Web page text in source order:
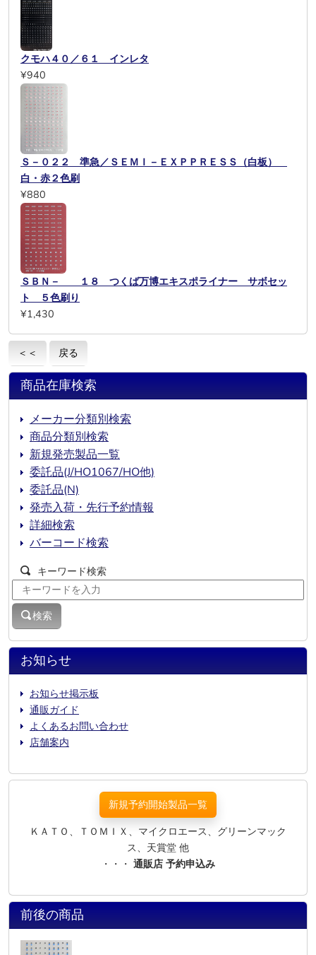
クモハ４０／６１ インレタ
¥940
Ｓ－０２２ 準急／ＳＥＭＩ－ＥＸＰＰＲＥＳＳ（白板）
白・赤２色刷
¥880
ＳＢＮ－ １８ つくば万博エキスポライナー サボセッ
ト ５色刷り
¥1,430
＜＜ 戻る
お知らせ
お知らせ掲示板
通販ガイド
よくあるお問い合わせ
店舗案内
商品在庫検索
メーカー分類別検索
商品分類別検索
新規発売製品一覧
委託品(J/HO1067/HO他)
委託品(N)
発売入荷・先行予約情報
詳細検索
バーコード検索
キーワード検索
検索
新規予約開始製品一覧
ＫＡＴＯ、ＴＯＭＩＸ、マイクロエース、グリーンマック
ス、天賞堂 他
・・・ 通販店 予約申込み
前後の商品